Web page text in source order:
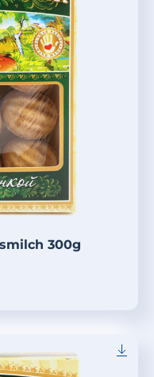
300g